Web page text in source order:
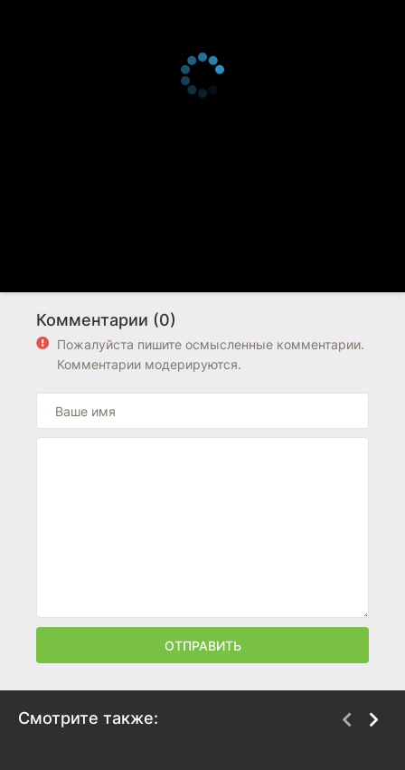
Комментарии (0)
Пожалуйста пишите осмысленные комментарии.
Комментарии модерируются.
ОТПРАВИТЬ
Смотрите также: